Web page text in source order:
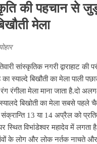
की पहचान से
मेला
सांस्कृतिक नगरी द्वाराहाट
स्याल्दे बिखौती का मेला पाली
रंगीला मेला माना जाता है.दो
बिखोती का मेला सबसे पहले
संक्रान्ति 13 या 14 अप्रैल को
स्थित विभांडेश्वर महादेव में लगता
के लोग और लोक नर्तक नाचते और